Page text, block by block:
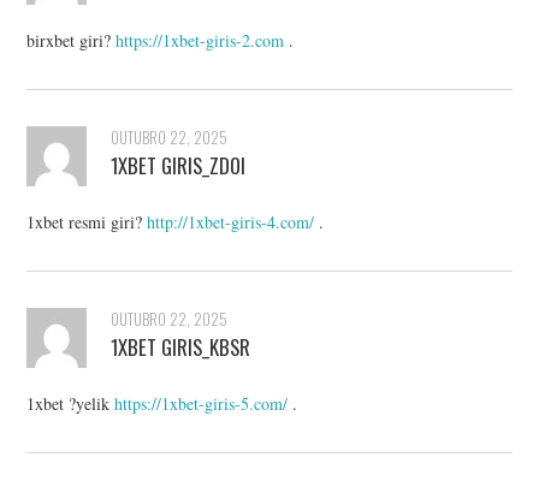
birxbet giri?https://1xbet-giris-2.com .
OUTUBRO 22, 2025
1XBET GIRIS_ZDOI
1xbet resmi giri?http://1xbet-giris-4.com/ .
OUTUBRO 22, 2025
1XBET GIRIS_KBSR
1xbet ?yelikhttps://1xbet-giris-5.com/ .